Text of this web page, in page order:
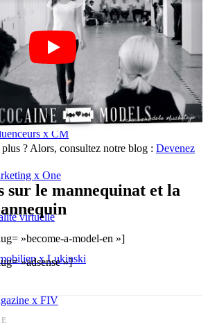
carrière
x CM
x One
virtuelle
x Lukinski
x FIV
? Alors, consultez notre blog : Devenez
sur le mannequinat et la
»become-a-model-en »]
»adsense »]